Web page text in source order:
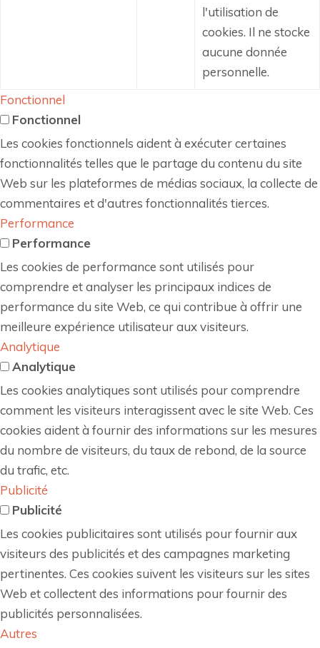
l'utilisation de
cookies. Il ne stocke
aucune donnée
personnelle.
Fonctionnel
Fonctionnel
Les cookies fonctionnels aident à exécuter certaines
fonctionnalités telles que le partage du contenu du site
Web sur les plateformes de médias sociaux, la collecte de
commentaires et d'autres fonctionnalités tierces.
Performance
Performance
Les cookies de performance sont utilisés pour
comprendre et analyser les principaux indices de
performance du site Web, ce qui contribue à offrir une
meilleure expérience utilisateur aux visiteurs.
Analytique
Analytique
Les cookies analytiques sont utilisés pour comprendre
comment les visiteurs interagissent avec le site Web. Ces
cookies aident à fournir des informations sur les mesures
du nombre de visiteurs, du taux de rebond, de la source
du trafic, etc.
Publicité
Publicité
Les cookies publicitaires sont utilisés pour fournir aux
visiteurs des publicités et des campagnes marketing
pertinentes. Ces cookies suivent les visiteurs sur les sites
Web et collectent des informations pour fournir des
publicités personnalisées.
Autres